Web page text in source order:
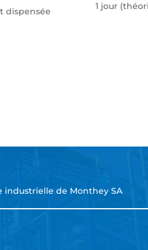
dispensée
1 jour
industrielle de Monthey SA